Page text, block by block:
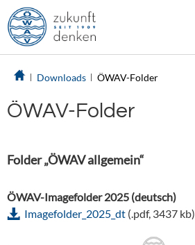
Downloads ÖWAV-Folder
ÖWAV-Folder
Folder „ÖWAV allgemein“
ÖWAV-Imagefolder 2025 (deutsch)
Imagefolder_2025_dt (.pdf, 3437 kb)